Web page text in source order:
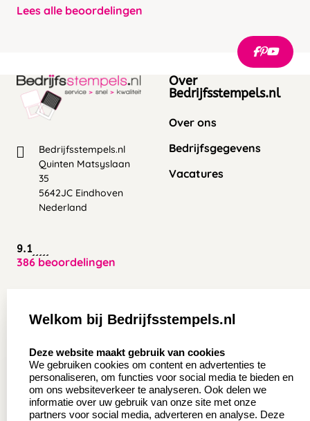
Lees alle beoordelingen
Bedrijfsstempels.nl
Quinten Matsyslaan
35
5642JC Eindhoven
Nederland
9.1
386 beoordelingen
Over
Bedrijfsstempels.nl
Over ons
Bedrijfsgegevens
Vacatures
Aanvraag op maat
Wederverkoper
worden
Sale
Contact opnemen
Veel gestelde vragen
Retourneren
Herroepingsrecht
Welkom bij Bedrijfsstempels.nl
Deze website maakt gebruik van cookies
We gebruiken cookies om content en advertenties te
personaliseren, om functies voor social media te bieden en
om ons websiteverkeer te analyseren. Ook delen we
informatie over uw gebruik van onze site met onze
partners voor social media, adverteren en analyse. Deze